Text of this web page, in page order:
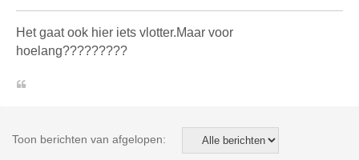
Het gaat ook hier iets vlotter.Maar voor
hoelang?????????
Toon berichten van afgelopen: